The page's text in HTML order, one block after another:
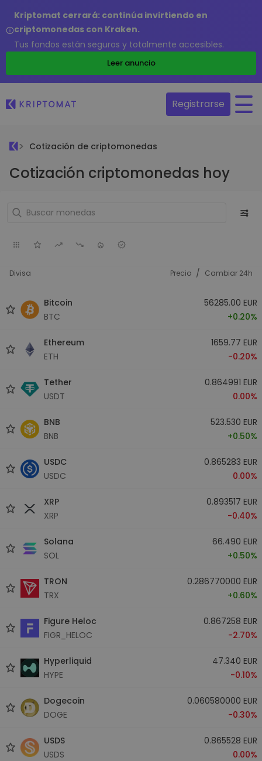
Kriptomat cerrará: continúa invirtiendo en
criptomonedas con Kraken.
Tus fondos están seguros y totalmente accesibles.
Leer anuncio
Registrarse
Cotización de criptomonedas
Cotización criptomonedas hoy
Divisa Precio / Cambiar 24h
Bitcoin
BTC
56285.00 EUR
+0.20%
Ethereum
ETH
1659.77 EUR
-0.20%
Tether
USDT
0.864991 EUR
0.00%
BNB
BNB
523.530 EUR
+0.50%
USDC
USDC
0.865283 EUR
0.00%
XRP
XRP
0.893517 EUR
-0.40%
Solana
SOL
66.490 EUR
+0.50%
TRON
TRX
0.286770000 EUR
+0.60%
Figure Heloc
FIGR_HELOC
0.867258 EUR
-2.70%
Hyperliquid
HYPE
47.340 EUR
-0.10%
Dogecoin
DOGE
0.060580000 EUR
-0.30%
USDS
USDS
0.865528 EUR
0.00%